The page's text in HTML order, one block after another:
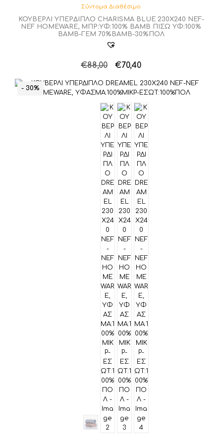
μπορούν
επιλεγούν
στη
σελίδα
προϊόντος
Σύντομα Διαθέσιμο
ΚΟΥΒΕΡΛΙ ΥΠΕΡΔΙΠΛΟ CHARISMA BLUE 230X240 NEF-
NEF HOMEWARE, ΜΠΡ:ΥΦ:100% BAMB ΠΙΣΩ ΥΦ:100%
ΒΑΜΒ-ΓΕΜ 70%BAMB-30%ΠΟΛ
€88,00
Original
was:
€70,40Η
τιμή
€70,40.
- 30%